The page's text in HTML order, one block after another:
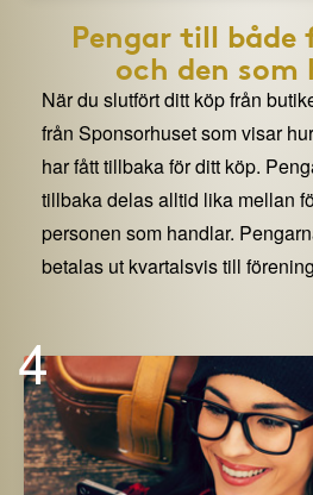
Pengar till både
och den som
När du slutfört ditt köp från
från Sponsorhuset som visar
har fått tillbaka för ditt köp.
tillbaka delas alltid lika mellan
personen som handlar.
betalas ut kvartalsvis till
4